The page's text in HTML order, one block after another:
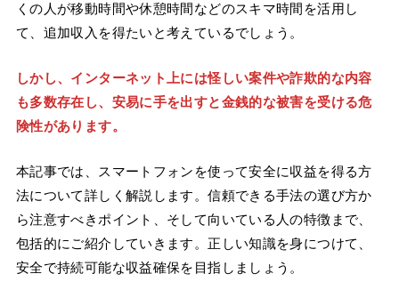
くの人が移動時間や休憩時間などのスキマ時間を活用し
て、追加収入を得たいと考えているでしょう。
しかし、インターネット上には怪しい案件や詐欺的な内容
も多数存在し、安易に手を出すと金銭的な被害を受ける危
険性があります。
本記事では、スマートフォンを使って安全に収益を得る方
法について詳しく解説します。信頼できる手法の選び方か
ら注意すべきポイント、そして向いている人の特徴まで、
包括的にご紹介していきます。正しい知識を身につけて、
安全で持続可能な収益確保を目指しましょう。